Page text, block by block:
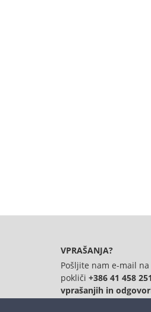
VPRAŠANJA?
Pošljite nam e-mail na
pokliči +386 41 458 251
vprašanjih in